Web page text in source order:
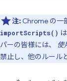
注: Chrome の一
importScripts()
パーの皆様には、
使
禁止し、他のルール